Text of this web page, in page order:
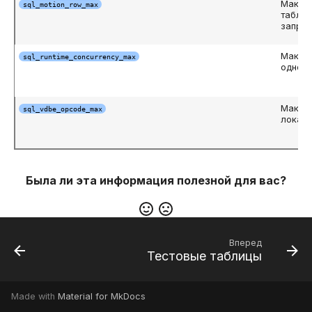
sql_motion_row_max
sql_runtime_concurrency_max
sql_vdbe_opcode_max
Была ли эта информация полезной для вас?
Вперед
Тестовые таблицы
Made with Material for MkDocs